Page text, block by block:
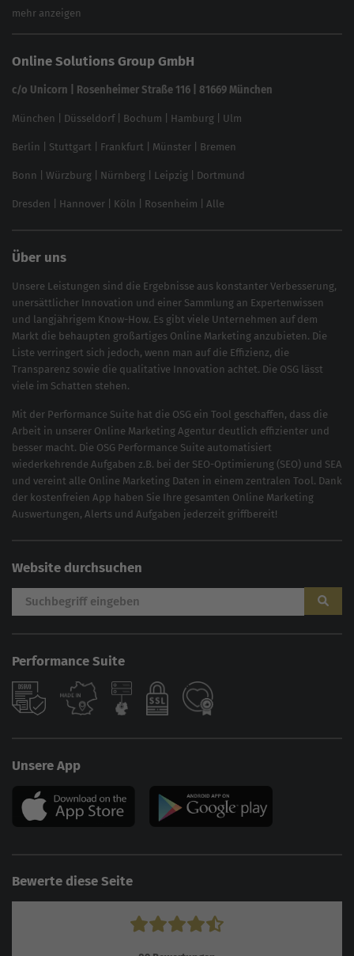
Website SEO Check
feed2content.ai
eCommerce SEO
In ChatGPT gefunden werden
Linkbuilding 2025
Local SEO
SEO für Online Shops
Brand Monitoring 2025
mehr anzeigen
Online Solutions Group GmbH
c/o Unicorn | Rosenheimer Straße 116 | 81669 München
München Düsseldorf| Bochum Hamburg Ulm
Berlin Stuttgart Frankfurt Münster Bremen
Bonn Würzburg Nürnberg Leipzig Dortmund
Dresden Hannover Köln Rosenheim Alle
Über uns
Unsere Leistungen sind die Ergebnisse aus konstanter Verbesserung,
unersättlicher Innovation und einer Sammlung an Expertenwissen
und langjährigem Know-How. Es gibt viele Unternehmen auf dem
Markt die behaupten großartiges Online Marketing anzubieten. Die
Liste verringert sich jedoch, wenn man auf die Effizienz, die
Transparenz sowie die qualitative Innovation achtet. Die OSG lässt
viele im Schatten stehen.
Mit der Performance Suite hat die OSG ein Tool geschaffen, dass die
Arbeit in unserer Online Marketing Agentur deutlich effizienter und
besser macht. Die OSG Performance Suite automatisiert
wiederkehrende Aufgaben z.B. bei der SEO-Optimierung (SEO) und SEA
und vereint alle Online Marketing Daten in einem zentralen Tool. Dank
der kostenfreien App haben Sie Ihre gesamten Online Marketing
Auswertungen, Alerts und Aufgaben jederzeit griffbereit!
Website durchsuchen
Performance Suite
Unsere App
Bewerte diese Seite